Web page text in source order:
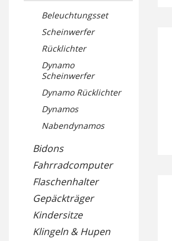
Beleuchtungsset
Scheinwerfer
Rücklichter
Dynamo
Scheinwerfer
Dynamo Rücklichter
Dynamos
Nabendynamos
Bidons
Fahrradcomputer
Flaschenhalter
Gepäckträger
Kindersitze
Klingeln & Hupen